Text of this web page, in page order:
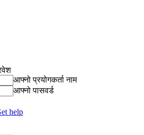
आफ्नो प्रयोगकर्ता नाम
आफ्नो पासवर्ड
help